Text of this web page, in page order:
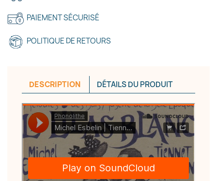
PAIEMENT SÉCURISÉ
POLITIQUE DE RETOURS
DESCRIPTION DÉTAILS DU PRODUIT